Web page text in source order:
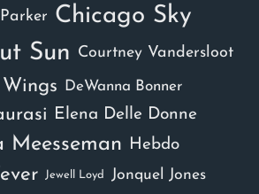
Chicago Sky
Sun
Courtney Vandersloot
DeWanna Bonner
Elena Delle Donne
Meesseman Hebdo
Jewell Loyd Jonquel Jones